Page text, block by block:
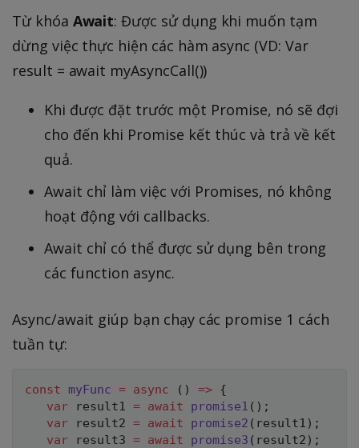
Từ khóa Await: Được sử dụng khi muốn tạm
dừng việc thực hiện các hàm async (VD: Var
result = await myAsyncCall())
Khi được đặt trước một Promise, nó sẽ đợi
cho đến khi Promise kết thúc và trả về kết
quả.
Await chỉ làm việc với Promises, nó không
hoạt động với callbacks.
Await chỉ có thể được sử dụng bên trong
các function async.
Async/await giúp bạn chạy các promise 1 cách
tuần tự:
const myFunc = async ( ) => {
var result1 = await promise1 ( ) ;
var result2 = await promise2 ( result1 ) ;
var result3 = await promise3 ( result2 ) ;